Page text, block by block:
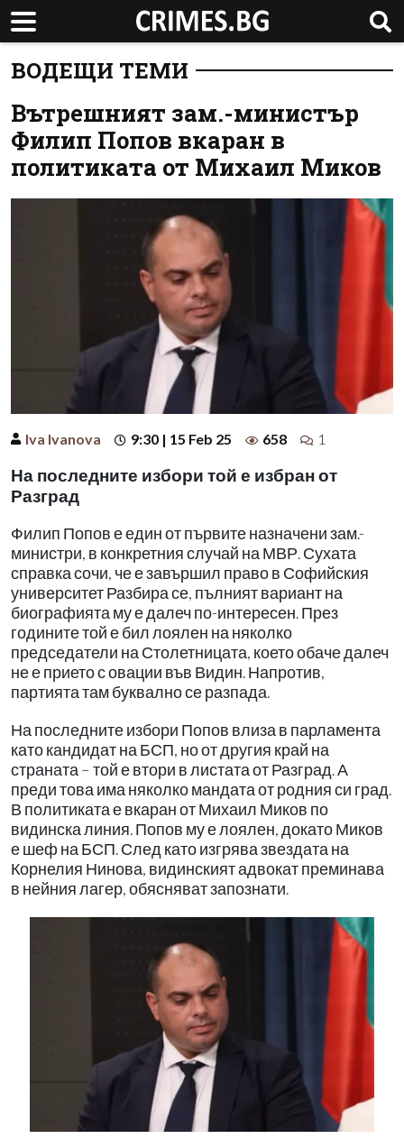
ВОДЕЩИ ТЕМИ
Вътрешният зам.-министър
Филип Попов вкаран в
политиката от Михаил Миков
Iva Ivanova 9:30 | 15 Feb 25 658 1
На последните избори той е избран от
Разград
Филип Попов е един от първите назначени зам.-
министри, в конкретния случай на МВР. Сухата
справка сочи, че е завършил право в Софийския
университет Разбира се, пълният вариант на
биографията му е далеч по-интересен. През
годините той е бил лоялен на няколко
председатели на Столетницата, което обаче далеч
не е прието с овации във Видин. Напротив,
партията там буквално се разпада.
На последните избори Попов влиза в парламента
като кандидат на БСП, но от другия край на
страната – той е втори в листата от Разград. А
преди това има няколко мандата от родния си град.
В политиката е вкаран от Михаил Миков по
видинска линия. Попов му е лоялен, докато Миков
е шеф на БСП. След като изгрява звездата на
Корнелия Нинова, видинският адвокат преминава
в нейния лагер, обясняват запознати.